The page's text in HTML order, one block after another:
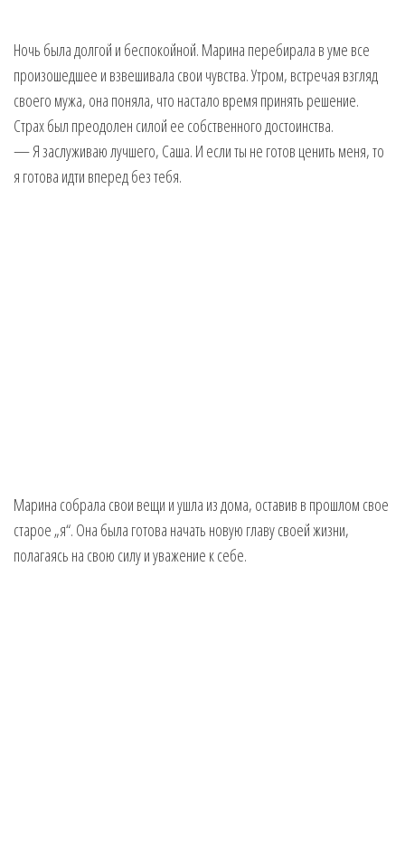
Ночь была долгой и беспокойной. Марина перебирала в уме все
произошедшее и взвешивала свои чувства. Утром, встречая взгляд
своего мужа, она поняла, что настало время принять решение.
Страх был преодолен силой ее собственного достоинства.
— Я заслуживаю лучшего, Саша. И если ты не готов ценить меня, то
я готова идти вперед без тебя.
Марина собрала свои вещи и ушла из дома, оставив в прошлом свое
старое „я“. Она была готова начать новую главу своей жизни,
полагаясь на свою силу и уважение к себе.